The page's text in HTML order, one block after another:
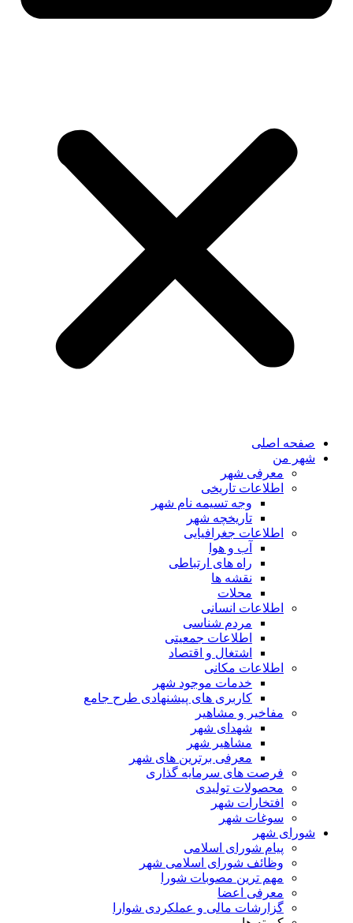
صفحه اصلی
شهر من
معرفی شهر
اطلاعات تاریخی
وجه تسیمه نام شهر
تاریخچه شهر
اطلاعات جغرافیایی
آب و هوا
راه های ارتباطی
نقشه ها
محلات
اطلاعات انسانی
مردم شناسی
اطلاعات جمعیتی
اشتغال و اقتصاد
اطلاعات مکانی
خدمات موجود شهر
کاربری های پیشنهادی طرح جامع
مفاخیر و مشاهیر
شهدای شهر
مشاهیر شهر
معرفی برترین های شهر
فرصت های سرمایه گذاری
محصولات تولیدی
افتخارات شهر
سوغات شهر
شورای شهر
پیام شورای اسلامی
وظائف شورای اسلامی شهر
مهم ترین مصوبات شورا
معرفی اعضا
گزارشات مالی و عملکردی شوارا